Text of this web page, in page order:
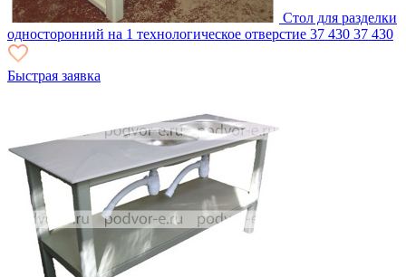
Стол для разделки
односторонний на 1 технологическое отверстие 37 430 37 430
Быстрая заявка